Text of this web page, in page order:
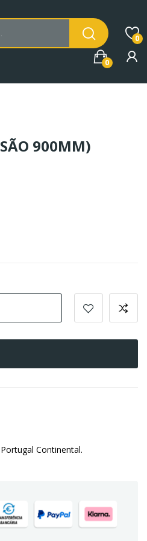
0
0
900MM)
Continental.